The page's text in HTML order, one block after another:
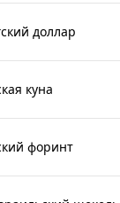
доллар
куна
форинт